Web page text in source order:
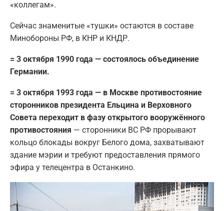
«коллегам».
Сейчас знаменитые «тушки» остаются в составе
Минобороны РФ, в КНР и КНДР.
= 3 октября 1990 года — состоялось объединение
Германии.
= 3 октября 1993 года — в Москве противостояние
сторонников президента Ельцина и Верховного
Совета переходит в фазу открытого вооружённого
противостояния — сторонники ВС РФ прорывают
кольцо блокады вокруг Белого дома, захватывают
здание мэрии и требуют предоставления прямого
эфира у телецентра в Останкино.